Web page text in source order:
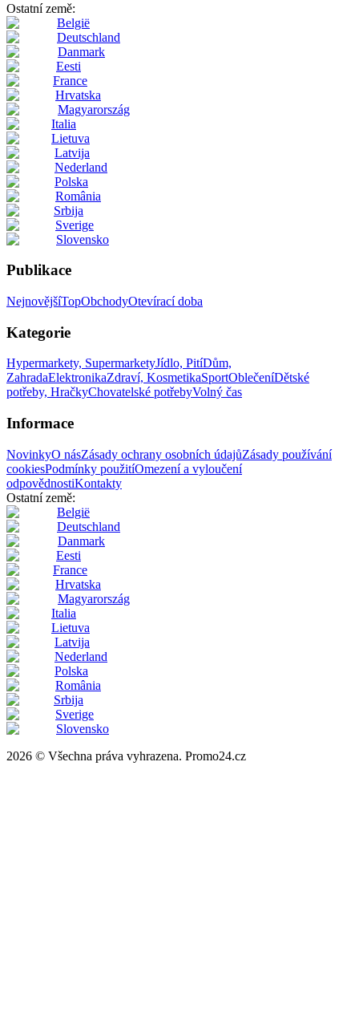
Ostatní země:
België
Deutschland
Danmark
Eesti
France
Hrvatska
Magyarország
Italia
Lietuva
Latvija
Nederland
Polska
România
Srbija
Sverige
Slovensko
Publikace
NejnovějšíTopObchodyOtevírací doba
Kategorie
Hypermarkety, SupermarketyJídlo, PitíDům,
ZahradaElektronikaZdraví, KosmetikaSportOblečeníDětské
potřeby, HračkyChovatelské potřebyVolný čas
Informace
NovinkyO násZásady ochrany osobních údajůZásady používání
cookiesPodmínky použitíOmezení a vyloučení
odpovědnostiKontakty
Ostatní země:
België
Deutschland
Danmark
Eesti
France
Hrvatska
Magyarország
Italia
Lietuva
Latvija
Nederland
Polska
România
Srbija
Sverige
Slovensko
2026 © Všechna práva vyhrazena. Promo24.cz